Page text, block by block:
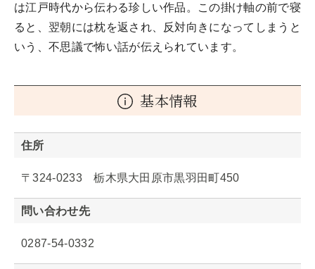
は江戸時代から伝わる珍しい作品。この掛け軸の前で寝
ると、翌朝には枕を返され、反対向きになってしまうと
いう、不思議で怖い話が伝えられています。
基本情報
住所
〒324-0233 栃木県大田原市黒羽田町450
問い合わせ先
0287-54-0332